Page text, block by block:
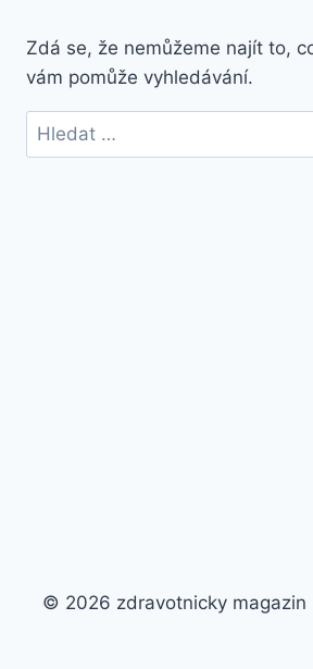
Zdá se, že nemůžeme najít to,
vám pomůže vyhledávání.
Vyhledávání
© 2026 zdravotnicky magazin